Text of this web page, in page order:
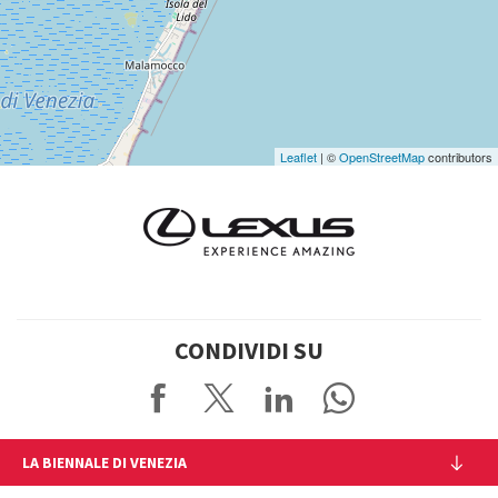
Leaflet | ©OpenStreetMapcontributors
CONDIVIDI SU
LA BIENNALE DI VENEZIA